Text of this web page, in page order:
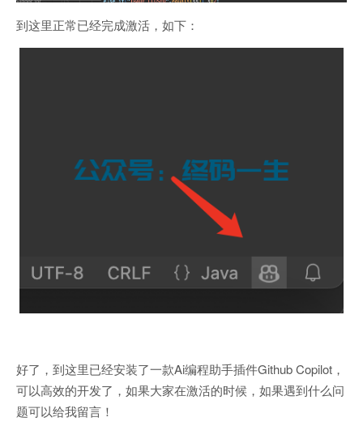
到这里正常已经完成激活，如下：
好了，到这里已经安装了一款Ai编程助手插件Github Copilot，
可以高效的开发了，如果大家在激活的时候，如果遇到什么问
题可以给我留言！